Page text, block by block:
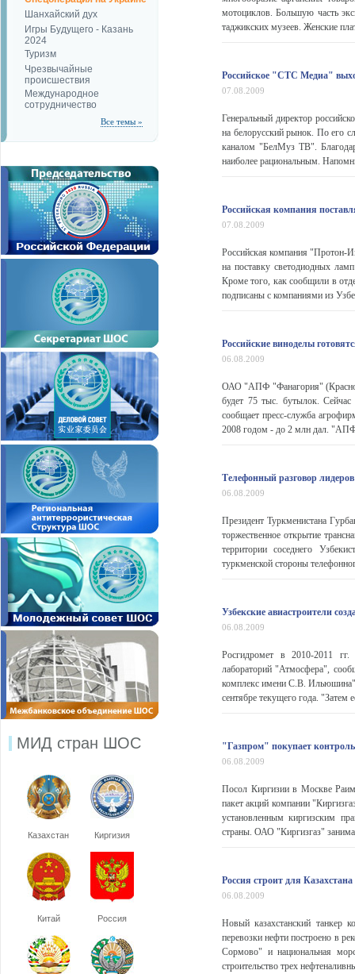
Шанхайский дух
Игры Будущего - Казань
2024
Туризм
Чрезвычайные
происшествия
Международное
сотрудничество
Все темы »
МИД стран ШОС
Казахстан Киргизия
Китай Россия
мотоциклов. Большую часть
таджикских музеев. Женские
Российское "СТС Медиа"
07.08.2009
Генеральный директор
на белорусский рынок. По его
каналом "БелМуз ТВ".
наиболее рациональным.
Российская компания
07.08.2009
Российская компания "Протон-
на поставку светодиодных
Кроме того, как сообщили в
подписаны с компаниями из
Российские виноделы
06.08.2009
ОАО "АПФ "Фанагория"
будет 75 тыс. бутылок.
сообщает пресс-служба
2008 годом - до 2 млн дал. "АПФ
Телефонный разговор
06.08.2009
Президент Туркменистана
торжественное открытие
территории соседнего
туркменской стороны
Узбекские авиастроители
06.08.2009
Росгидромет в 2010-2011 гг.
лабораторий "Атмосфера",
комплекс имени С.В. Ильюшина"
сентябре текущего года. "Затем
"Газпром" покупает
06.08.2009
Посол Киргизии в Москве
пакет акций компании
установленным киргизским
страны. ОАО "Киргизгаз"
Россия строит для
06.08.2009
Новый казахстанский
перевозки нефти построено в
Сормово" и национальная
строительство трех